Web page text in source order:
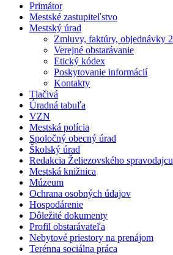
Primátor
Mestské zastupiteľstvo
Mestský úrad
Zmluvy, faktúry, objednávky 2
Verejné obstarávanie
Etický kódex
Poskytovanie informácií
Kontakty
Tlačivá
Úradná tabuľa
VZN
Mestská polícia
Spoločný obecný úrad
Školský úrad
Redakcia Želiezovského spravodajcu
Mestská knižnica
Múzeum
Ochrana osobných údajov
Hospodárenie
Dôležité dokumenty
Profil obstarávateľa
Nebytové priestory na prenájom
Terénna sociálna práca